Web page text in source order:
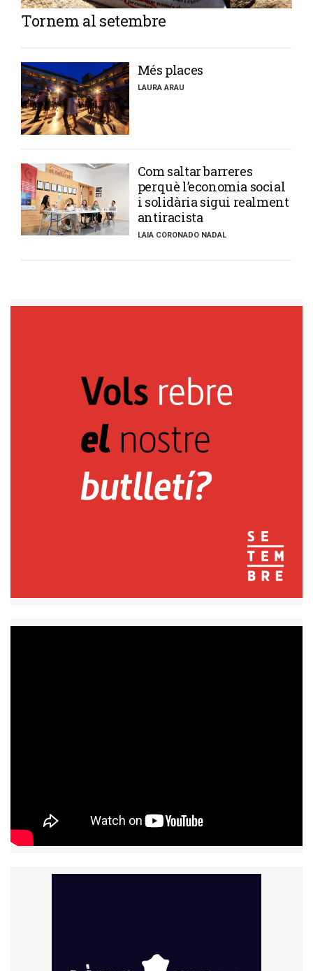
Tornem al setembre
​Més places
LAURA ARAU
​Com saltar barreres
perquè l’economia social
i solidària sigui realment
antiracista
LAIA CORONADO NADAL